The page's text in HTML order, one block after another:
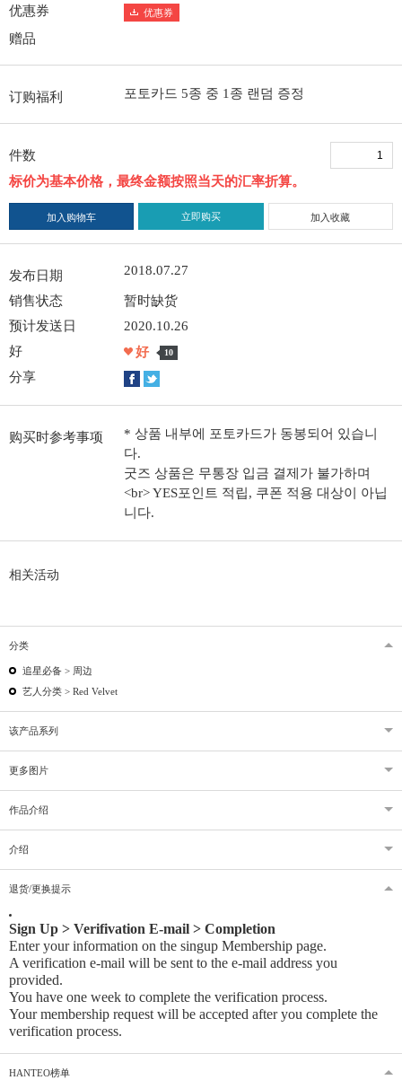
优惠券
优惠券
赠品
订购福利 포토카드 5종 중 1종 랜덤 증정
件数
标价为基本价格，最终金额按照当天的汇率折算。
加入购物车 立即购买 加入收藏
发布日期 2018.07.27
销售状态
暂时缺货
预计发送日
2020.10.26
好
好 10
分享
购买时参考事项
* 상품 내부에 포토카드가 동봉되어 있습니
다.
굿즈 상품은 무통장 입금 결제가 불가하며
<br> YES포인트 적립, 쿠폰 적용 대상이 아닙
니다.
相关活动
分类
追星必备 > 周边
艺人分类 > Red Velvet
该产品系列
更多图片
作品介绍
介绍
退货/更换提示
Sign Up > Verifivation E-mail > Completion
Enter your information on the singup Membership page.
A verification e-mail will be sent to the e-mail address you
provided.
You have one week to complete the verification process.
Your membership request will be accepted after you complete the
verification process.
HANTEO榜单